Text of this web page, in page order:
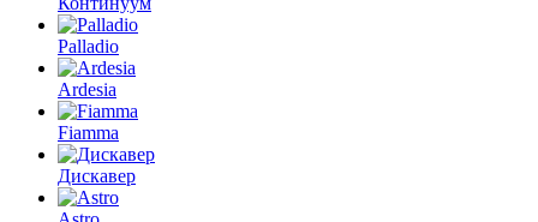
Palladio
Ardesia
Fiamma
Дискавер